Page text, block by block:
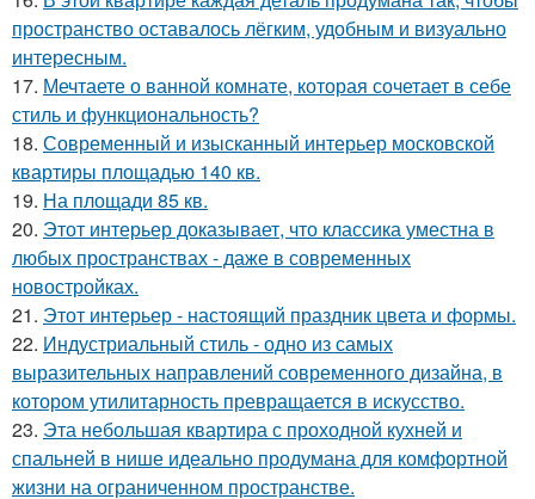
пространство оставалось лёгким, удобным и визуально
интересным.
17. Мечтаете о ванной комнате, которая сочетает в себе
стиль и функциональность?
18. Современный и изысканный интерьер московской
квартиры площадью 140 кв.
19. На площади 85 кв.
20. Этот интерьер доказывает, что классика уместна в
любых пространствах - даже в современных
новостройках.
21. Этот интерьер - настоящий праздник цвета и формы.
22. Индустриальный стиль - одно из самых
выразительных направлений современного дизайна, в
котором утилитарность превращается в искусство.
23. Эта небольшая квартира с проходной кухней и
спальней в нише идеально продумана для комфортной
жизни на ограниченном пространстве.